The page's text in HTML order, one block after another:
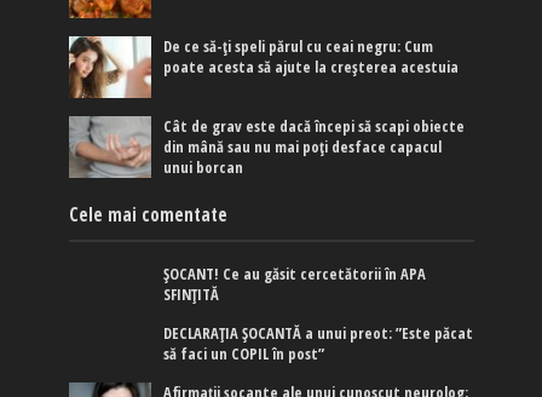
De ce să-ți speli părul cu ceai negru: Cum
poate acesta să ajute la creșterea acestuia
Cât de grav este dacă începi să scapi obiecte
din mână sau nu mai poți desface capacul
unui borcan
Cele mai comentate
ȘOCANT! Ce au găsit cercetătorii în APA
SFINȚITĂ
DECLARAȚIA ȘOCANTĂ a unui preot: ”Este păcat
să faci un COPIL în post”